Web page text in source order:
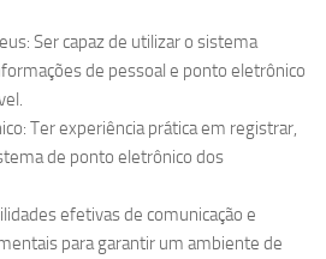
Ser capaz de utilizar o sistema
de pessoal e ponto eletrônico
Ter experiência prática em registrar,
de ponto eletrônico dos
efetivas de comunicação e
para garantir um ambiente de